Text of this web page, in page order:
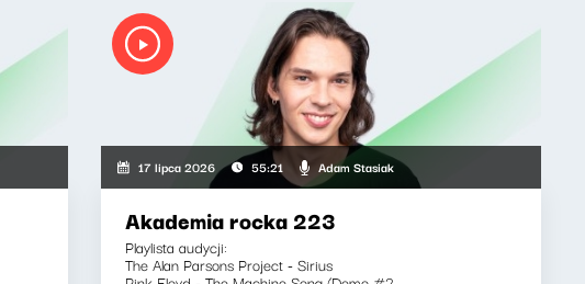
17 lipca 2026 55:21 Adam Stasiak
Akademia rocka 223
Playlista audycji:
The Alan Parsons Project - Sirius